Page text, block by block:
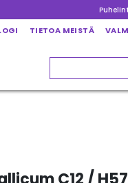
TIETOA MEISTÄ